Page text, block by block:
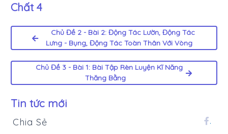
Chất 4
Chủ Đề 2 - Bài 2: Động Tác Lườn, Động Tác
Lưng - Bụng, Động Tác Toàn Thân Với Vòng
Chủ Đề 3 - Bài 1: Bài Tập Rèn Luyện Kĩ Năng
Thăng Bằng
Tin tức mới
Chia Sẻ .